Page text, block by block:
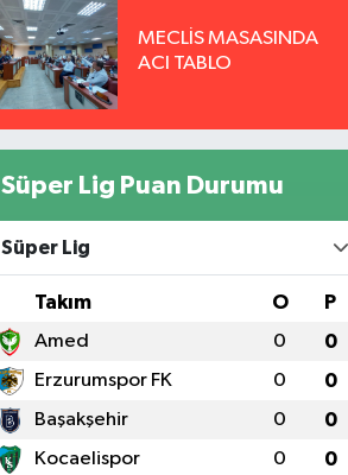
MECLİS MASASINDA
ACI TABLO
Süper Lig Puan Durumu
Süper Lig
Takım O P
Amed 0 0
Erzurumspor FK 0 0
Başakşehir 0 0
Kocaelispor 0 0